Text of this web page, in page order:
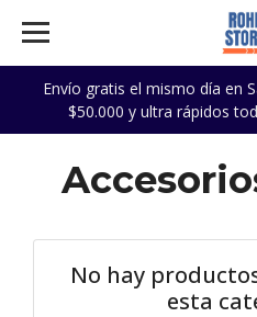
Envío gratis el mismo día en
$50.000 y ultra rápidos
No hay
esta